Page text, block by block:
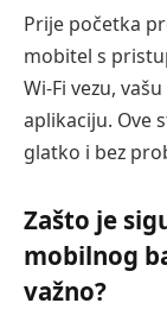
Prije početka
mobitel s
Wi-Fi vezu,
aplikaciju. Ove
glatko i bez
Zašto je
mobilnog
važno?